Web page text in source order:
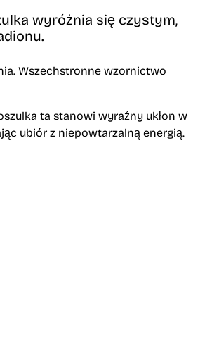
wyróżnia się czystym,
Wszechstronne wzornictwo
ta stanowi wyraźny ukłon w
ubiór z niepowtarzalną energią.